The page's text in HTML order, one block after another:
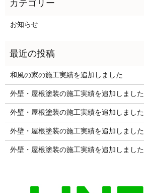
お知らせ
和風の家の施工実績を追加しました
外壁・屋根塗装の施工実績を追加しました
外壁・屋根塗装の施工実績を追加しました
外壁・屋根塗装の施工実績を追加しました
外壁・屋根塗装の施工実績を追加しました